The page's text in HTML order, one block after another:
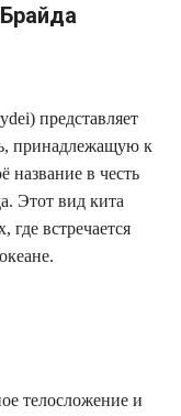
представляет
принадлежащую к
название в честь
Этот вид кита
где встречается
телосложение и